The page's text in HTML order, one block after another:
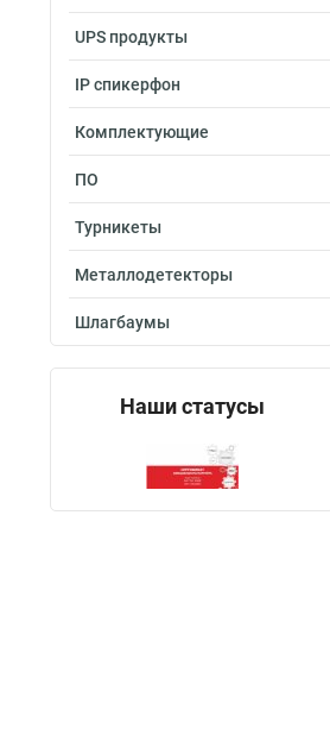
UPS продукты
IP спикерфон
Комплектующие
ПО
Турникеты
Металлодетекторы
Шлагбаумы
Наши статусы